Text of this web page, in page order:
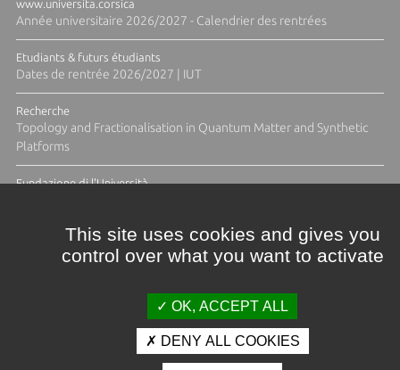
www.universita.corsica
Année universitaire 2026/2027 - Calendrier des rentrées
Etudiants & futurs étudiants
Dates de rentrée 2026/2027 | IUT
Recherche
Topology and Fractionalisation in Quantum Matter and Synthetic
Platforms
Fundazione di l'Università
Crédits et mentions légales
This site uses cookies and gives you
control over what you want to activate
OK, ACCEPT ALL
DENY ALL COOKIES